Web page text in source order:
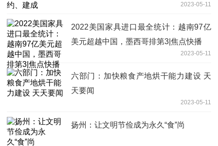
2023-05-11
2022美国家具进口最全统计：越南97亿
美元超越中国，墨西哥排第3|焦点快播
2023-05-11
六部门：加快粮食产地烘干能力建设 天
天要闻
2023-05-11
扬州：让文明节俭成为永久“食”尚